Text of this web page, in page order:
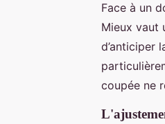
Face à un
Mieux vaut
d’anticiper
coupée ne